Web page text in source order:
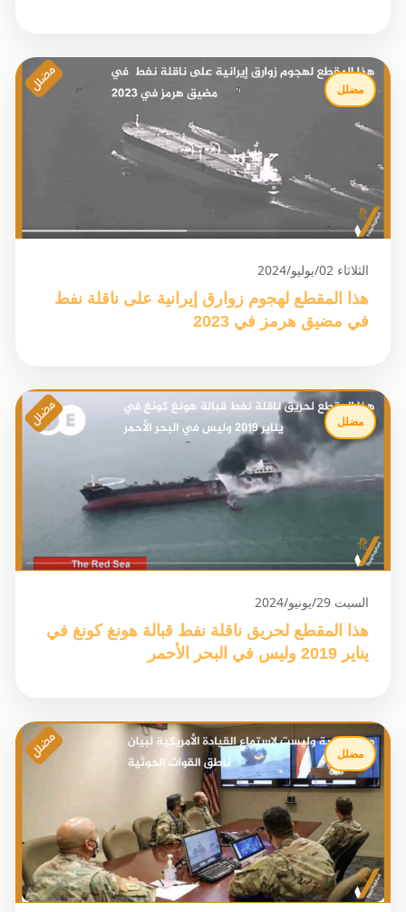
مضلل
الثلاثاء 02/يوليو/2024
هذا المقطع لهجوم زوارق إيرانية على ناقلة نفط
في مضيق هرمز في 2023
مضلل
السبت 29/يونيو/2024
هذا المقطع لحريق ناقلة نفط قبالة هونغ كونغ في
يناير 2019 وليس في البحر الأحمر
مضلل